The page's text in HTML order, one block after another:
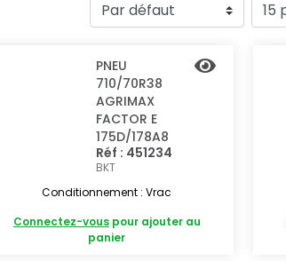
PNEU
710/70R38
AGRIMAX
FACTOR E
175D/178A8
Réf : 451234
BKT
Conditionnement : Vrac
Connectez-vouspour ajouter au
panier